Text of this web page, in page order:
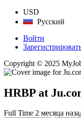
USD
Русский
Войти
Copyright © 2025
HRBP at
Full Time 2 месяца